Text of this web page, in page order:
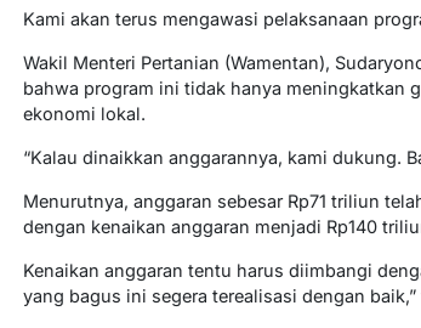
Kami akan terus mengawasi pelaksanaan
Wakil Menteri Pertanian (Wamentan),
bahwa program ini tidak hanya meningkatkan
ekonomi lokal.
“Kalau dinaikkan anggarannya, kami dukung.
Menurutnya, anggaran sebesar Rp71 triliun
dengan kenaikan anggaran menjadi Rp140
Kenaikan anggaran tentu harus diimbangi
yang bagus ini segera terealisasi dengan